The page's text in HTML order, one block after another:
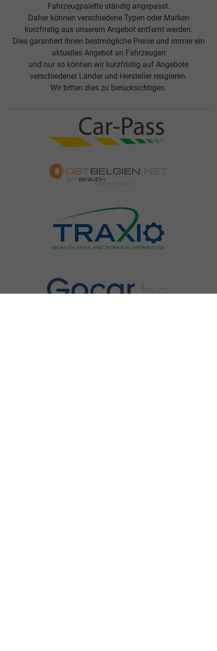
Fahrzeugpalette ständig angepasst.
Daher können verschiedene Typen oder Marken
kurzfristig aus unserem Angebot entfernt werden.
Dies garantiert Ihnen bestmögliche Preise und immer ein
aktuelles Angebot an Fahrzeugen
und nur so können wir kurzfristig auf Angebote
verschiedener Länder und Hersteller reagieren.
Wir bitten dies zu berücksichtigen.